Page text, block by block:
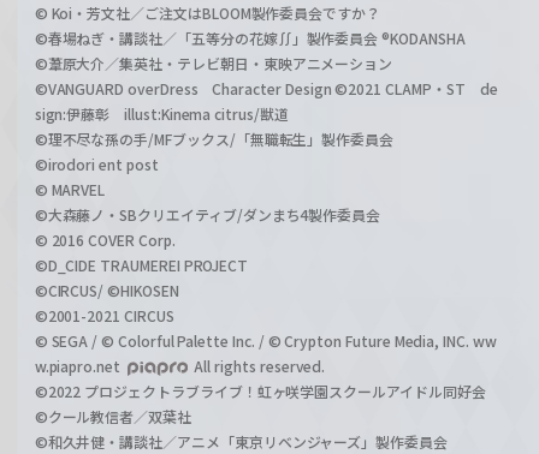
© Koi・芳文社／ご注文はBLOOM製作委員会ですか？
©春場ねぎ・講談社／「五等分の花嫁∬」製作委員会 ®KODANSHA
©葦原大介／集英社・テレビ朝日・東映アニメーション
©VANGUARD overDress Character Design ©2021 CLAMP・ST de
sign:伊藤彰 illust:Kinema citrus/獣道
©理不尽な孫の手/MFブックス/「無職転生」製作委員会
©irodori ent post
© MARVEL
©大森藤ノ・SBクリエイティブ/ダンまち4製作委員会
© 2016 COVER Corp.
©D_CIDE TRAUMEREI PROJECT
©CIRCUS/ ©HIKOSEN
©2001-2021 CIRCUS
© SEGA / © Colorful Palette Inc. / © Crypton Future Media, INC. ww
w.piapro.net
All rights reserved.
©2022 プロジェクトラブライブ！虹ヶ咲学園スクールアイドル同好会
©クール教信者／双葉社
©和久井健・講談社／アニメ「東京リベンジャーズ」製作委員会